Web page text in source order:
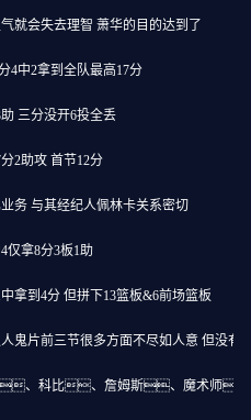
会失去理智 萧华的目的达到了
中2拿到全队最高17分
三分没开6投全丢
2助攻 首节12分
务 与其经纪人佩林卡关系密切
拿8分3板1助
到4分 但拼下13篮板&6前场篮板
片前三节很多方面不尽如人意 但没有
、科比、詹姆斯、魔术师